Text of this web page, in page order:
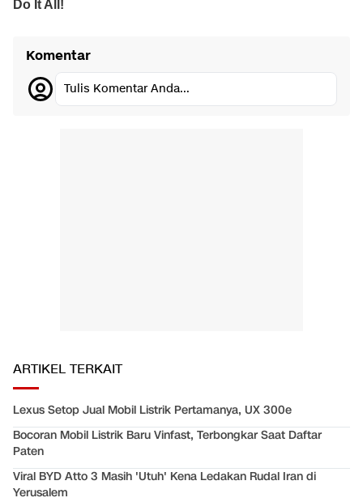
Komentar
Tulis Komentar Anda...
ARTIKEL TERKAIT
Lexus Setop Jual Mobil Listrik Pertamanya, UX 300e
Bocoran Mobil Listrik Baru Vinfast, Terbongkar Saat Daftar
Paten
Viral BYD Atto 3 Masih 'Utuh' Kena Ledakan Rudal Iran di
Yerusalem